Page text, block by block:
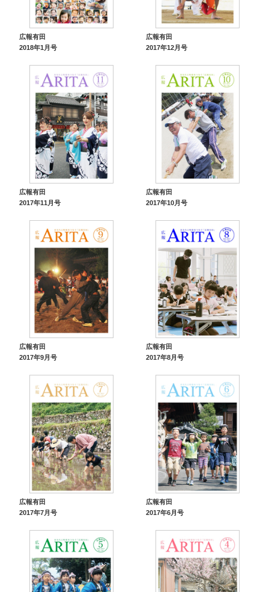
広報有田
2018年1月号
広報有田
2017年12月号
広報有田
2017年11月号
広報有田
2017年10月号
広報有田
2017年9月号
広報有田
2017年8月号
広報有田
2017年7月号
広報有田
2017年6月号